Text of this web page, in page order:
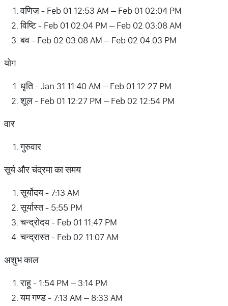
वणिज - Feb 01 12:53 AM – Feb 01 02:04 PM
विष्टि - Feb 01 02:04 PM – Feb 02 03:08 AM
बव - Feb 02 03:08 AM – Feb 02 04:03 PM
योग
धृति - Jan 31 11:40 AM – Feb 01 12:27 PM
शूल - Feb 01 12:27 PM – Feb 02 12:54 PM
वार
गुरुवार
सूर्य और चंद्रमा का समय
सूर्योदय - 7:13 AM
सूर्यास्त - 5:55 PM
चन्द्रोदय - Feb 01 11:47 PM
चन्द्रास्त - Feb 02 11:07 AM
अशुभ काल
राहू - 1:54 PM – 3:14 PM
यम गण्ड - 7:13 AM – 8:33 AM